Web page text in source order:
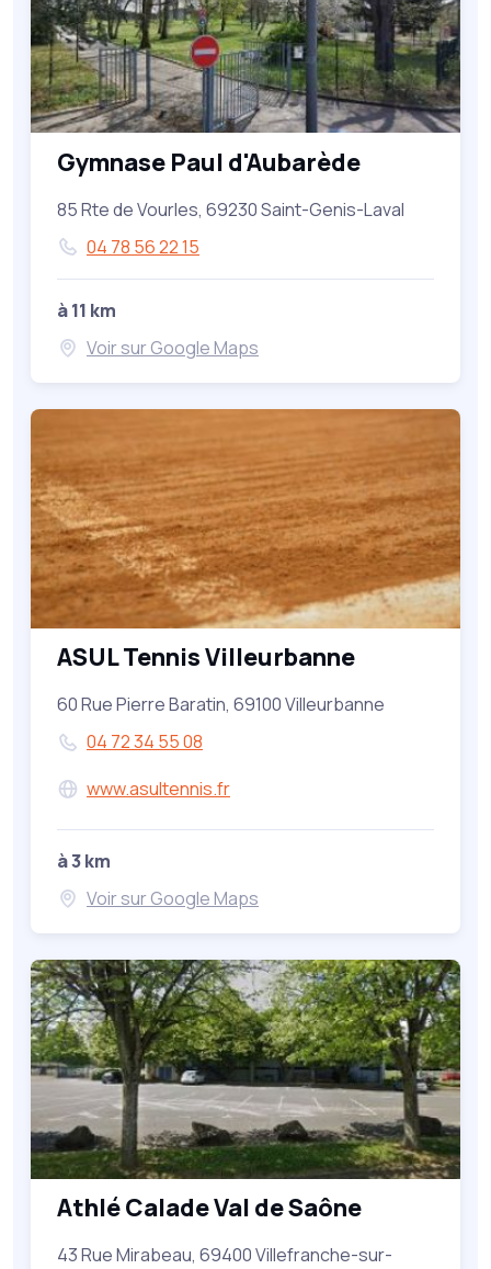
Gymnase Paul d'Aubarède
85 Rte de Vourles, 69230 Saint-Genis-Laval
04 78 56 22 15
à 11 km
Voir sur Google Maps
ASUL Tennis Villeurbanne
60 Rue Pierre Baratin, 69100 Villeurbanne
04 72 34 55 08
www.asultennis.fr
à 3 km
Voir sur Google Maps
Athlé Calade Val de Saône
43 Rue Mirabeau, 69400 Villefranche-sur-